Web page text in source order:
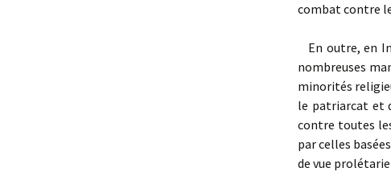
combat contre
En outre, en
nombreuses
minorités
le patriarcat et
contre toutes
par celles
de vue